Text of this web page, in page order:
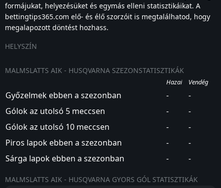
formájukat, helyezésüket és egymás elleni statisztikáikat. A
bettingtips365.com elő- és élő szorzóit is megtalálhatod, hogy
megalapozott döntést hozhass.
HELYSZÍN
MALMSLATTS AIK - HUSQVARNA SZEZONSTATISZTIKÁK
Hazai Vendég
Győzelmek ebben a szezonban -
-
Gólok az utolsó 5 meccsen
-
-
Gólok az utolsó 10 meccsen
-
-
Piros lapok ebben a szezonban
-
-
Sárga lapok ebben a szezonban
- -
MALMSLATTS AIK - HUSQVARNA GYORS GÓL STATISZTIKÁK